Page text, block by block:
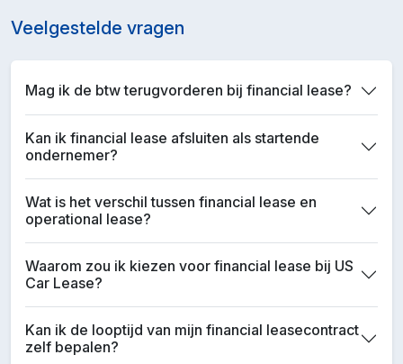
Veelgestelde vragen
Mag ik de btw terugvorderen bij financial lease?
Kan ik financial lease afsluiten als startende
ondernemer?
Wat is het verschil tussen financial lease en
operational lease?
Waarom zou ik kiezen voor financial lease bij US
Car Lease?
Kan ik de looptijd van mijn financial leasecontract
zelf bepalen?